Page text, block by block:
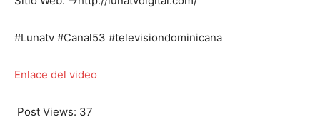
#Lunatv #Canal53 #televisiondominicana
Enlace del video
Post Views: 37